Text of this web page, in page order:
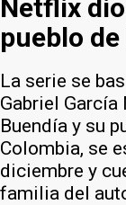
Netflix
pueblo
La serie se
Gabriel
Buendía y su
Colombia, se
diciembre y
familia del